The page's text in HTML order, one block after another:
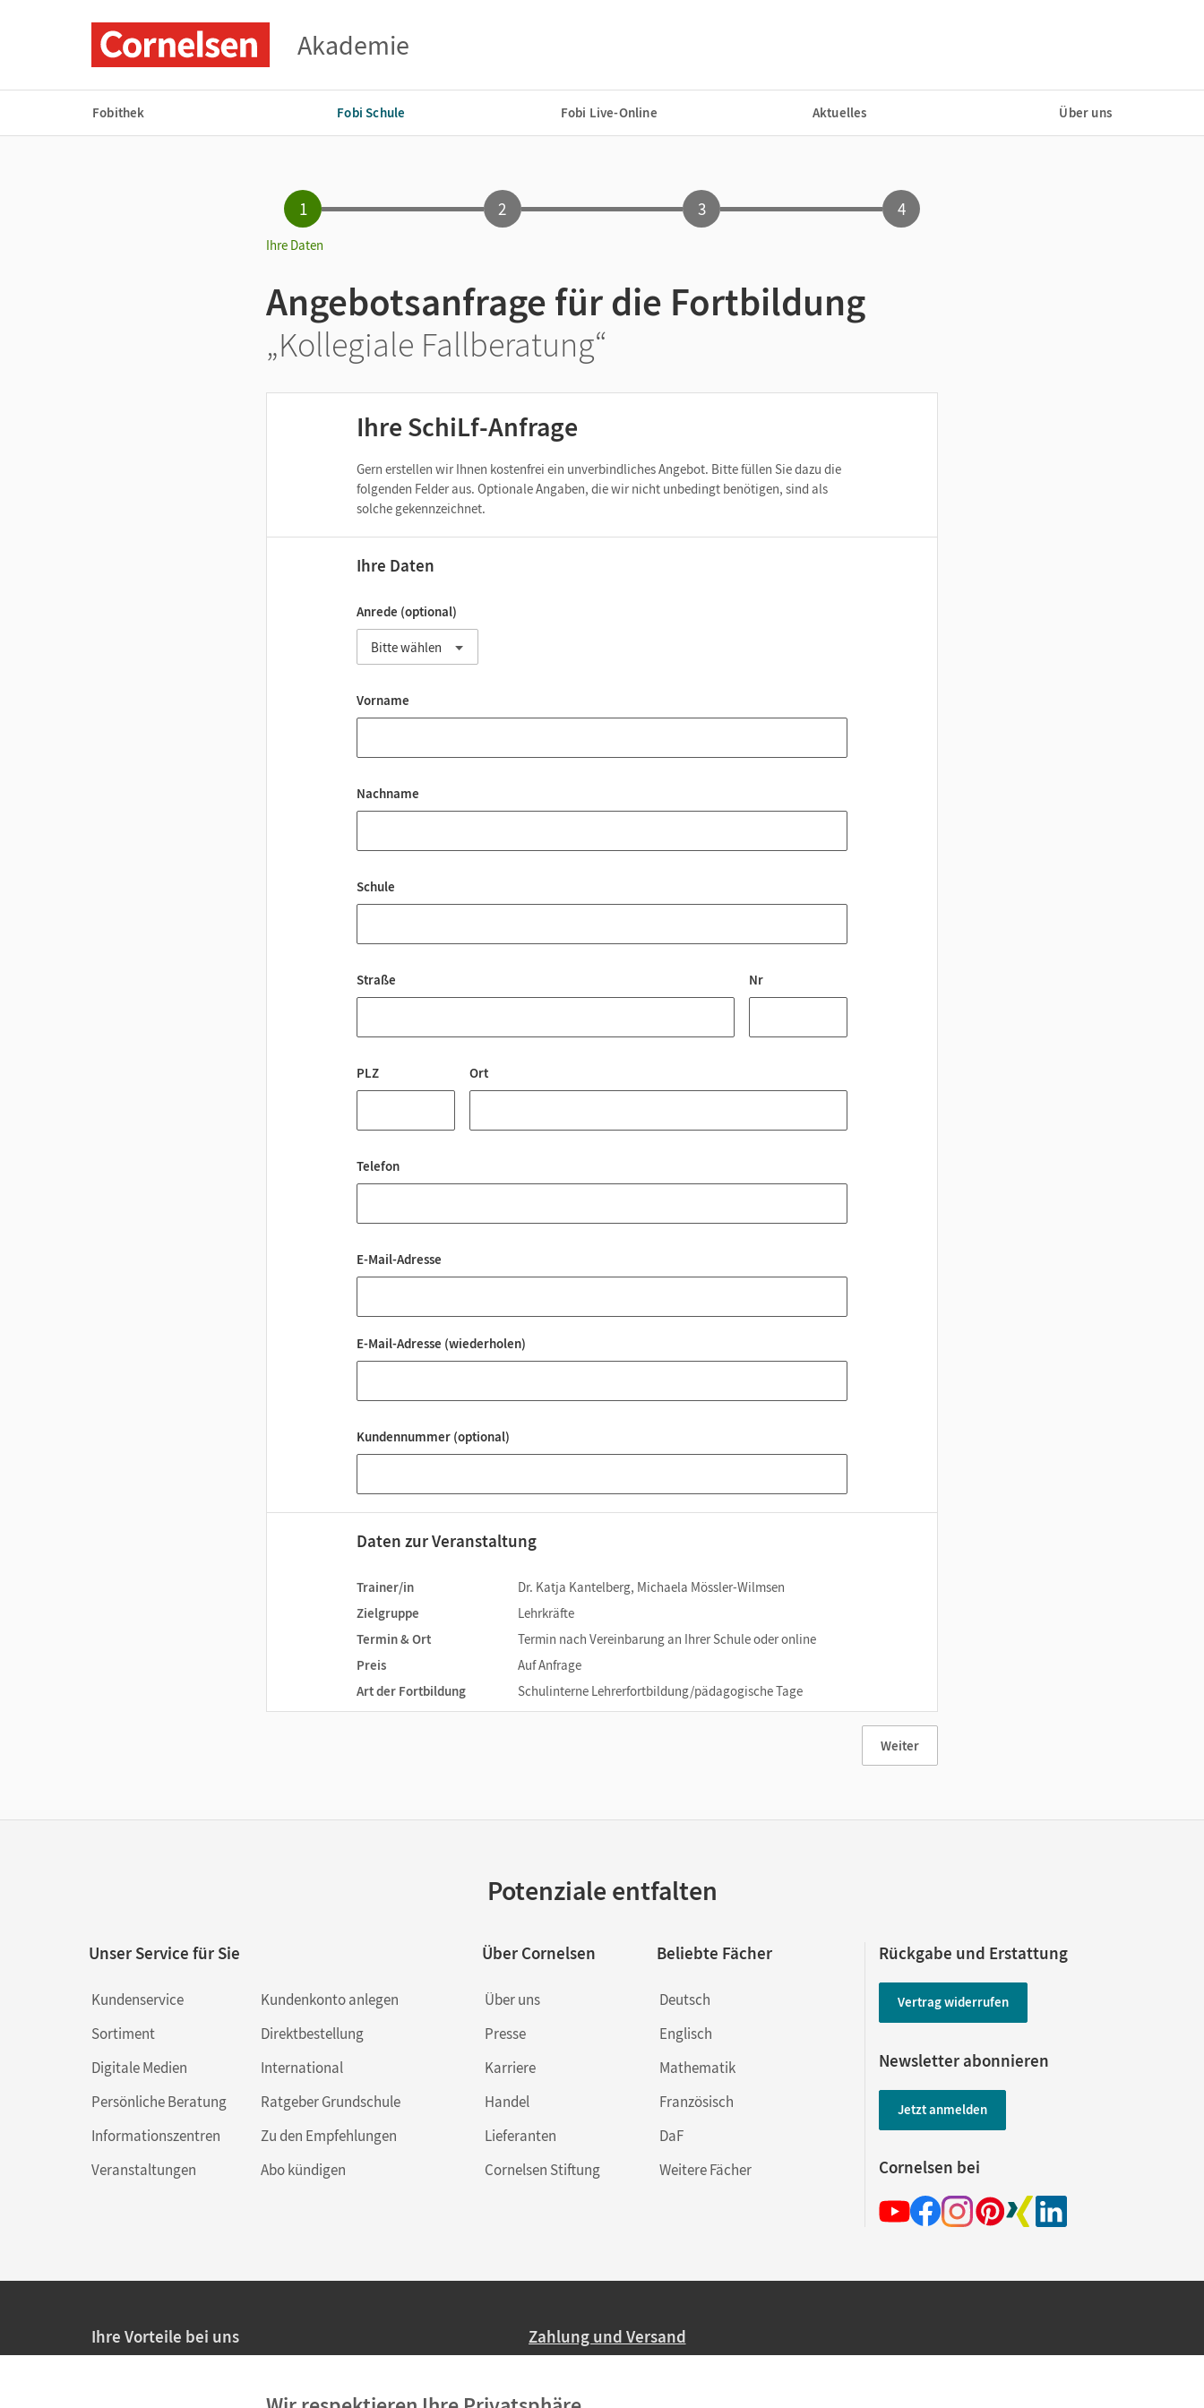
Akademie
Fobithek Fobi Schule Fobi Live-Online Aktuelles Über uns
1 2 3 4
Ihre Daten
Angebotsanfrage für die Fortbildung
„Kollegiale Fallberatung“
Ihre SchiLf-Anfrage
Gern erstellen wir Ihnen kostenfrei ein unverbindliches Angebot. Bitte füllen Sie dazu die
folgenden Felder aus. Optionale Angaben, die wir nicht unbedingt benötigen, sind als
solche gekennzeichnet.
Ihre Daten
Anrede (optional)
Vorname
Nachname
Schule
Straße Nr
PLZ Ort
Telefon
E-Mail-Adresse
E-Mail-Adresse (wiederholen)
Kundennummer (optional)
Daten zur Veranstaltung
Trainer/in
Dr. Katja Kantelberg, Michaela Mössler-Wilmsen
Zielgruppe
Lehrkräfte
Termin & Ort
Termin nach Vereinbarung an Ihrer Schule oder online
Preis
Auf Anfrage
Art der Fortbildung
Schulinterne Lehrerfortbildung/pädagogische Tage
Weiter
Potenziale entfalten
Unser Service für Sie
Kundenservice
Sortiment
Digitale Medien
Persönliche Beratung
Informationszentren
Veranstaltungen
Kundenkonto anlegen
Direktbestellung
International
Ratgeber Grundschule
Zu den Empfehlungen
Abo kündigen
Über Cornelsen
Über uns
Presse
Karriere
Handel
Lieferanten
Cornelsen Stiftung
Beliebte Fächer
Deutsch
Englisch
Mathematik
Französisch
DaF
Weitere Fächer
Rückgabe und Erstattung
Vertrag widerrufen
Newsletter abonnieren
Jetzt anmelden
Cornelsen bei
Ihre Vorteile bei uns Zahlung und Versand